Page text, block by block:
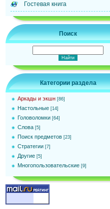
Гостевая книга
Поиск
Категории раздела
Аркады и экшн [86]
Настольные [14]
Головоломки [64]
Слова [5]
Поиск предметов [23]
Стратегии [7]
Другие [5]
Многопользовательские [9]